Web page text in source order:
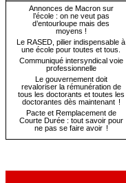
Annonces de Macron sur
l’école : on ne veut pas
d’entourloupe mais des
moyens !
Le RASED, pilier indispensable à
une école pour toutes et tous.
Communiqué intersyndical voie
professionnelle
Le gouvernement doit
revaloriser la rémunération de
tous les doctorants et toutes les
doctorantes dès maintenant !
Pacte et Remplacement de
Courte Durée : tout savoir pour
ne pas se faire avoir !